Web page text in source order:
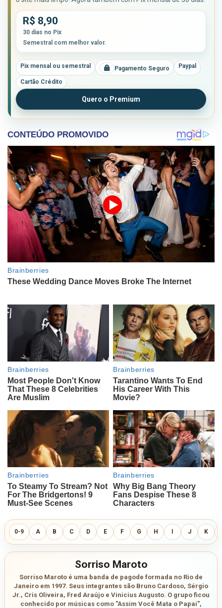
R$ 8,90
30 dias no Pix
Semestral com melhor valor.
Pix mensal ou semestral Pagamento Seguro Paypal
Cartão Crédito
Quero o Premium
0-9 A B C D E F G H I J K
Sorriso Maroto
Sorriso Maroto é uma banda de pagode formada no Rio de
Janeiro em 1997. Seus integrantes são Bruno Cardoso, Sérgio
Jr., Cris Oliveira, Fred Araújo e Vinicius Augusto. O grupo ficou
conhecido por músicas como "Assim Você Mata o Papai",